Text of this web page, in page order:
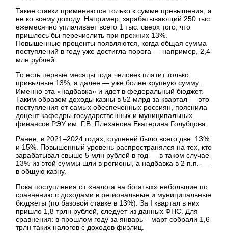
Такие ставки применяются только к сумме превышения, а
не ко всему доходу. Например, зарабатывающий 250 тыс.
ежемесячно уплачивает всего 1 тыс. сверх того, что
пришлось бы перечислить при прежних 13%.
Повышенные проценты появляются, когда общая сумма
поступлений в году уже достигла порога — например, 2,4
млн рублей.
То есть первые месяцы года человек платит только
привычные 13%, а далее — уже более крупную сумму.
Именно эта «надбавка» и идет в федеральный бюджет.
Таким образом доходы казны в 52 млрд за квартал — это
поступления от самых обеспеченных россиян, пояснила
доцент кафедры государственных и муниципальных
финансов РЭУ им. Г.В. Плеханова Екатерина Голубцова.
Ранее, в 2021–2024 годах, ступеней было всего две: 13%
и 15%. Повышенный уровень распространялся на тех, кто
зарабатывал свыше 5 млн рублей в год — в таком случае
13% из этой суммы шли в регионы, а надбавка в 2 п.п. —
в общую казну.
Пока поступления от «налога на богатых» небольшие по
сравнению с доходами в региональные и муниципальные
бюджеты (по базовой ставке в 13%). За I квартал в них
пришло 1,8 трлн рублей, следует из данных ФНС. Для
сравнения: в прошлом году за январь – март собрали 1,6
трлн таких налогов с доходов физлиц.